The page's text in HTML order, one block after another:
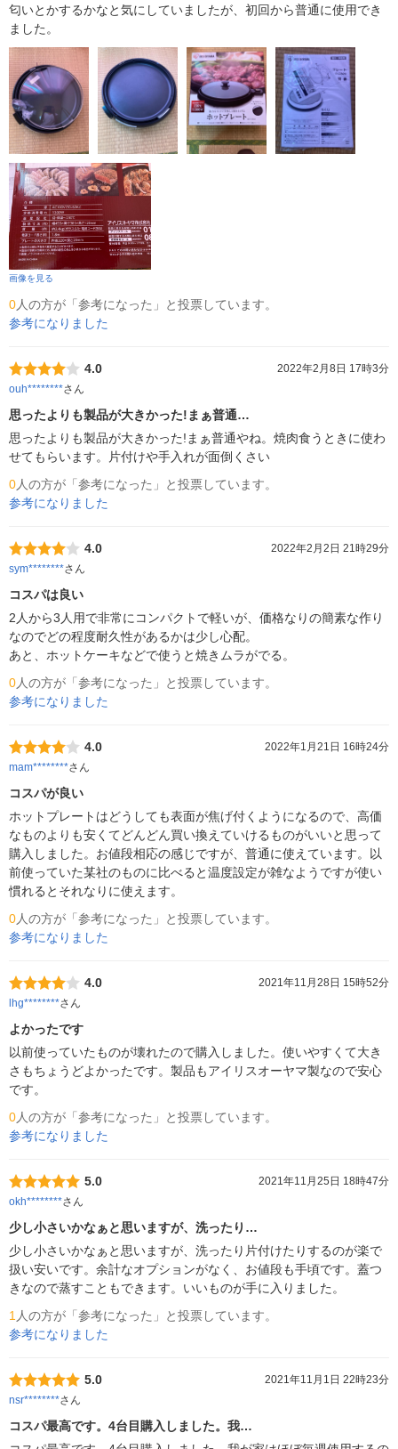
匂いとかするかなと気にしていましたが、初回から普通に使用でき
ました。
画像を見る
0人の方が「参考になった」と投票しています。
参考になりました
4.0
2022年2月8日 17時3分
ouh********さん
思ったよりも製品が大きかった!まぁ普通…
思ったよりも製品が大きかった!まぁ普通やね。焼肉食うときに使わ
せてもらいます。片付けや手入れが面倒くさい
0人の方が「参考になった」と投票しています。
参考になりました
4.0
2022年2月2日 21時29分
sym********さん
コスパは良い
2人から3人用で非常にコンパクトで軽いが、価格なりの簡素な作り
なのでどの程度耐久性があるかは少し心配。
あと、ホットケーキなどで使うと焼きムラがでる。
0人の方が「参考になった」と投票しています。
参考になりました
4.0
2022年1月21日 16時24分
mam********さん
コスパが良い
ホットプレートはどうしても表面が焦げ付くようになるので、高価
なものよりも安くてどんどん買い換えていけるものがいいと思って
購入しました。お値段相応の感じですが、普通に使えています。以
前使っていた某社のものに比べると温度設定が雑なようですが使い
慣れるとそれなりに使えます。
0人の方が「参考になった」と投票しています。
参考になりました
4.0
2021年11月28日 15時52分
lhg********さん
よかったです
以前使っていたものが壊れたので購入しました。使いやすくて大き
さもちょうどよかったです。製品もアイリスオーヤマ製なので安心
です。
0人の方が「参考になった」と投票しています。
参考になりました
5.0
2021年11月25日 18時47分
okh********さん
少し小さいかなぁと思いますが、洗ったり…
少し小さいかなぁと思いますが、洗ったり片付けたりするのが楽で
扱い安いです。余計なオプションがなく、お値段も手頃です。蓋つ
きなので蒸すこともできます。いいものが手に入りました。
1 人の方が「参考になった」と投票しています。
参考になりました
5.0
2021年11月1日 22時23分
nsr********さん
コスパ最高です。4台目購入しました。我…